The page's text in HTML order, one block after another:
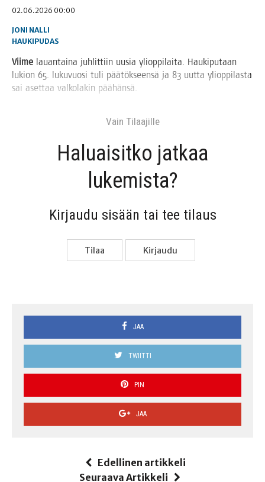
02.06.2026 00:00
JONI NALLI
HAUKIPUDAS
Vii­me lau­an­tai­na juh­lit­tiin uusia yli­op­pi­lai­ta. Hau­ki­pu­taan
lukion 65. luku­vuo­si tuli pää­tök­seen­sä ja 83 uut­ta yli­op­pi­las­ta
sai aset­taa val­ko­la­kin päähänsä.
Vain Tilaa­jil­le
Haluai­sit­ko jat­kaa
lukemista?
Kir­jau­du sisään tai tee tilaus
Tilaa Kir­jau­du
JAA
TWIITTI
PIN
JAA
Edellinen artikkeli
Seuraava Artikkeli